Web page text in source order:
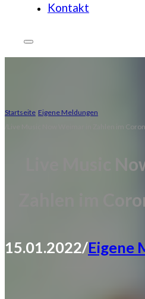
Kontakt
Startseite Eigene Meldungen
Live Music Now Weimar in Zahlen im
Live Music
Zahlen im
15.01.2022/Eigene